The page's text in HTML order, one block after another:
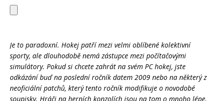
Je to paradoxní. Hokej patří mezi velmi oblíbené kolektivní
sporty, ale dlouhodobě nemá zástupce mezi počítačovými
simulátory. Pokud si chcete zahrát na svém PC hokej, jste
odkázání buď na poslední ročník datem 2009 nebo na některý z
neoficiální patchů, který tento ročník modifikuje o novodobé
soupisky. Hráči na herních konzolích jsou na tom o mnoho lépe.